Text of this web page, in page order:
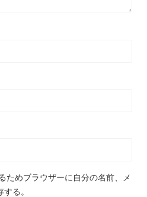
ためブラウザーに自分の名前、メ
る。